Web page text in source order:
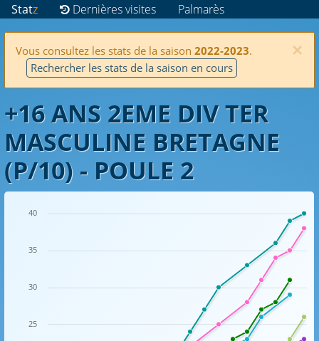
Statz Dernières visites Palmarès
×
Vous consultez les stats de la saison 2022-2023.
Rechercher les stats de la saison en cours
+16 ANS 2EME DIV TER
MASCULINE BRETAGNE
(P/10) - POULE 2
25
30
35
40